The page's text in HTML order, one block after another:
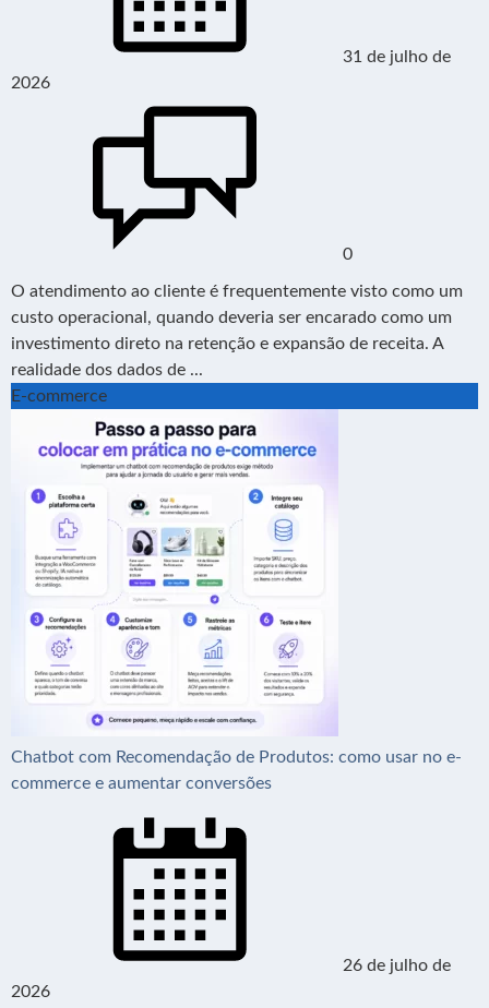
31 de julho de
2026
0
O atendimento ao cliente é frequentemente visto como um
custo operacional, quando deveria ser encarado como um
investimento direto na retenção e expansão de receita. A
realidade dos dados de ...
E-commerce
Chatbot com Recomendação de Produtos: como usar no e-
commerce e aumentar conversões
26 de julho de
2026